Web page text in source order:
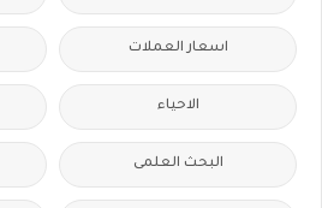
اسعار العملات
الاحياء
البحث العلمى